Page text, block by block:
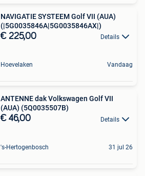
NAVIGATIE SYSTEEM Golf VII (AUA)
(|5G0035846A|5G0035846AX|)
€ 225,00 Details
Hoevelaken Vandaag
ANTENNE dak Volkswagen Golf VII
(AUA) (5Q0035507B)
€ 46,00 Details
's-Hertogenbosch 31 jul 26